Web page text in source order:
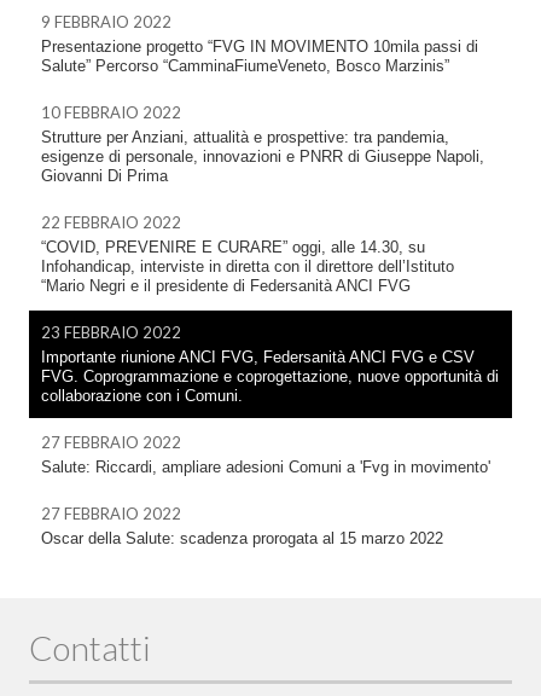
9 FEBBRAIO 2022
Presentazione progetto “FVG IN MOVIMENTO 10mila passi di
Salute” Percorso “CamminaFiumeVeneto, Bosco Marzinis”
10 FEBBRAIO 2022
Strutture per Anziani, attualità e prospettive: tra pandemia,
esigenze di personale, innovazioni e PNRR di Giuseppe Napoli,
Giovanni Di Prima
22 FEBBRAIO 2022
“COVID, PREVENIRE E CURARE” oggi, alle 14.30, su
Infohandicap, interviste in diretta con il direttore dell’Istituto
“Mario Negri e il presidente di Federsanità ANCI FVG
23 FEBBRAIO 2022
Importante riunione ANCI FVG, Federsanità ANCI FVG e CSV
FVG. Coprogrammazione e coprogettazione, nuove opportunità di
collaborazione con i Comuni.
27 FEBBRAIO 2022
Salute: Riccardi, ampliare adesioni Comuni a 'Fvg in movimento'
27 FEBBRAIO 2022
Oscar della Salute: scadenza prorogata al 15 marzo 2022
Contatti